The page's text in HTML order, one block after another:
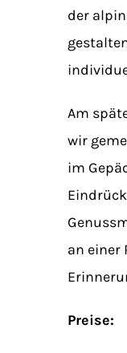
der
Am
wir
im
an einer
Preise: